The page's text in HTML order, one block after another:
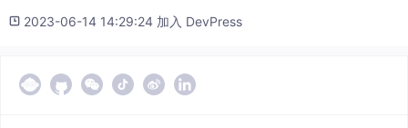
2023-06-14 14:29:24 加入 DevPress